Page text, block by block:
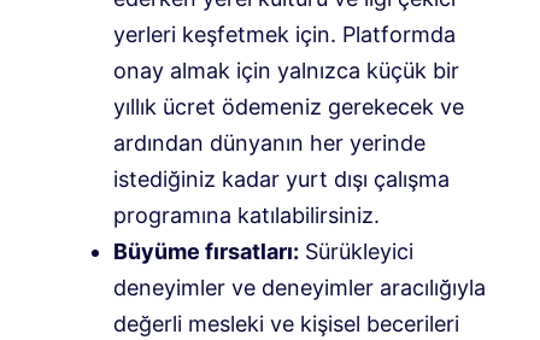
yerleri keşfetmek için. Platformda
onay almak için yalnızca küçük bir
yıllık ücret ödemeniz gerekecek ve
ardından dünyanın her yerinde
istediğiniz kadar yurt dışı çalışma
programına katılabilirsiniz.
Büyüme fırsatları: Sürükleyici
deneyimler ve deneyimler aracılığıyla
değerli mesleki ve kişisel becerileri